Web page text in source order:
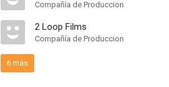
Compañía de Produccion
2 Loop Films
Compañía de Produccion
6 más